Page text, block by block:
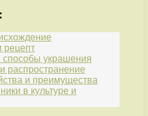
рецепт
украшения
распространение
и преимущества
в культуре и